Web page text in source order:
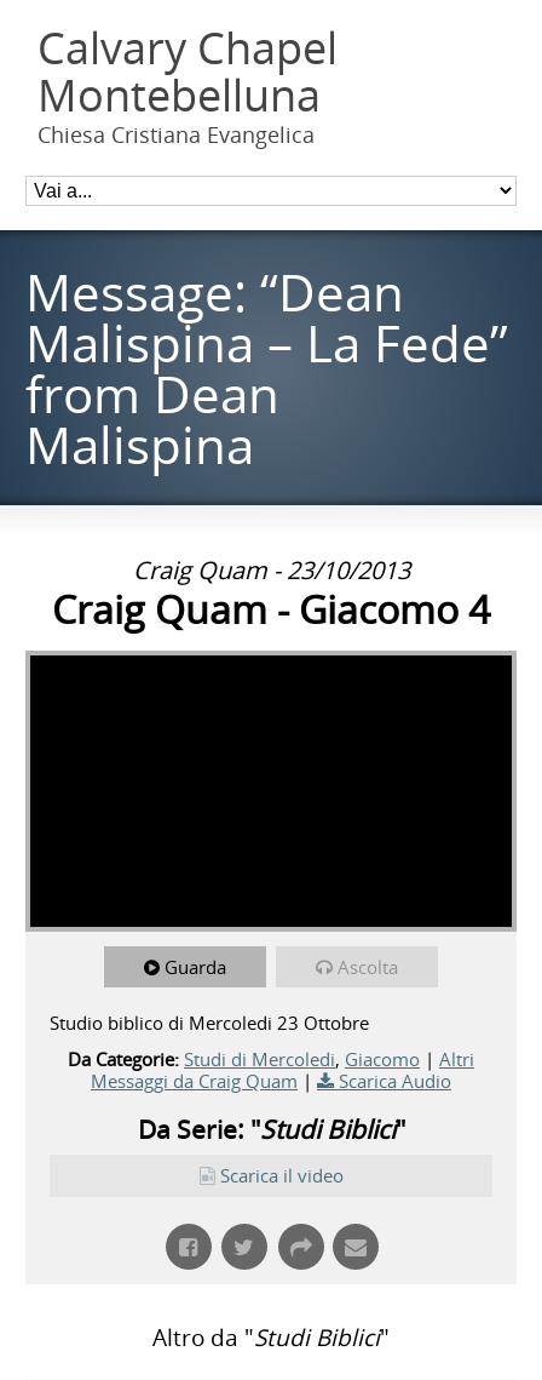
Calvary Chapel
Montebelluna
Chiesa Cristiana Evangelica
Message: “Dean
Malispina – La Fede”
from Dean
Malispina
Craig Quam - 23/10/2013
Craig Quam - Giacomo 4
Guarda Ascolta
Studio biblico di Mercoledi 23 Ottobre
Da Categorie: Studi di Mercoledi, Giacomo | Altri
Messaggi da Craig Quam | Scarica Audio
Da Serie: "Studi Biblici"
Scarica il video
Altro da "Studi Biblici"